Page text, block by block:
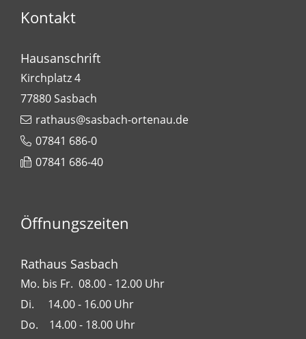
Kontakt
Hausanschrift
Kirchplatz 4
77880Sasbach
rathaus@sasbach-ortenau.de
07841 686-0
07841 686-40
Öffnungszeiten
Rathaus Sasbach
Mo. bis Fr. 08.00 - 12.00 Uhr
Di. 14.00 - 16.00 Uhr
Do. 14.00 - 18.00 Uhr